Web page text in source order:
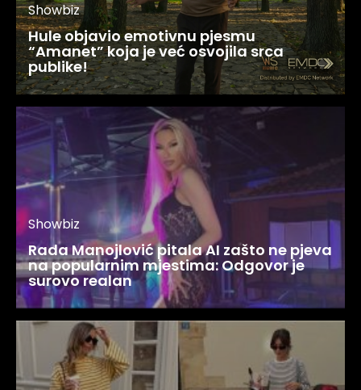
Showbiz
Hule objavio emotivnu pjesmu
“Amanet” koja je već osvojila srca
publike!
Showbiz
Rada Manojlović pitala AI zašto ne pjeva
na popularnim mjestima: Odgovor je
surovo realan